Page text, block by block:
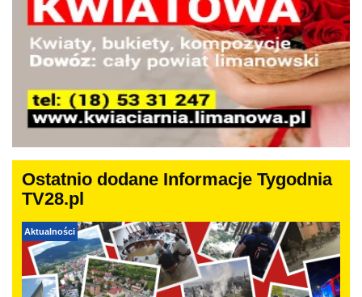
Ostatnio dodane Informacje Tygodnia
TV28.pl
Aktualności